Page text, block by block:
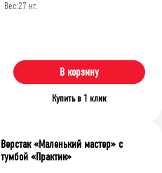
Вес:27 кг.
В корзину
Купить в 1 клик
Верстак «Маленький мастер» с
тумбой «Практик»